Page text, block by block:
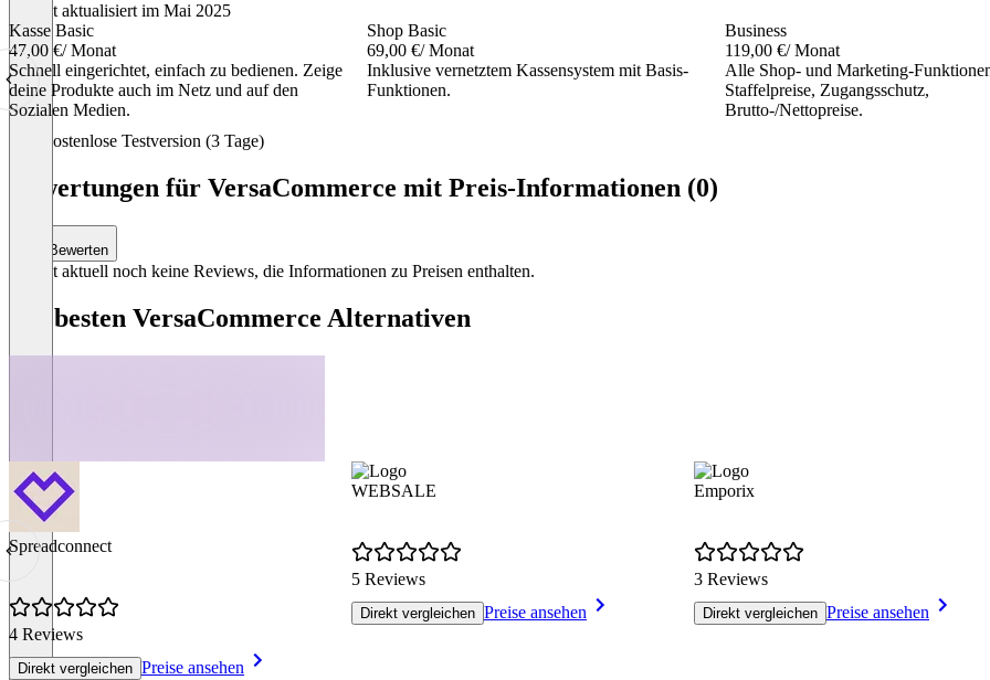
Zuletzt aktualisiert im Mai 2025
Kasse Basic
47,00 €/ Monat
Schnell eingerichtet, einfach zu bedienen. Zeige
deine Produkte auch im Netz und auf den
Sozialen Medien.
Shop Basic
69,00 €/ Monat
Inklusive vernetztem Kassensystem mit Basis-
Funktionen.
Business
119,00 €/ Monat
Alle Shop- und Marketing-
Staffelpreise, Zugangsschutz,
Brutto-/Nettopreise.
Kostenlose Testversion (3 Tage)
Bewertungen für VersaCommerce mit Preis-Informationen (0)
Bewerten
Es gibt aktuell noch keine Reviews, die Informationen zu Preisen enthalten.
Die besten VersaCommerce Alternativen
Spreadconnect
4 Reviews
Direkt vergleichen Preise ansehen
WEBSALE
5 Reviews
Direkt vergleichen Preise ansehen
Emporix
3 Reviews
Direkt vergleichen Preise ansehen